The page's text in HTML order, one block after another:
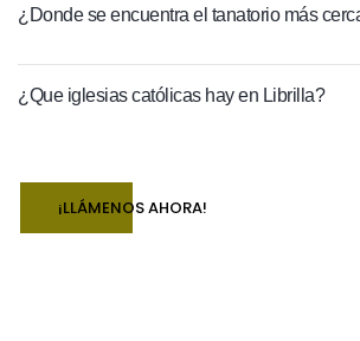
¿Donde se encuentra el tanatorio más
¿Que iglesias católicas hay en Librilla?
¡LLÁMENOS AHORA!